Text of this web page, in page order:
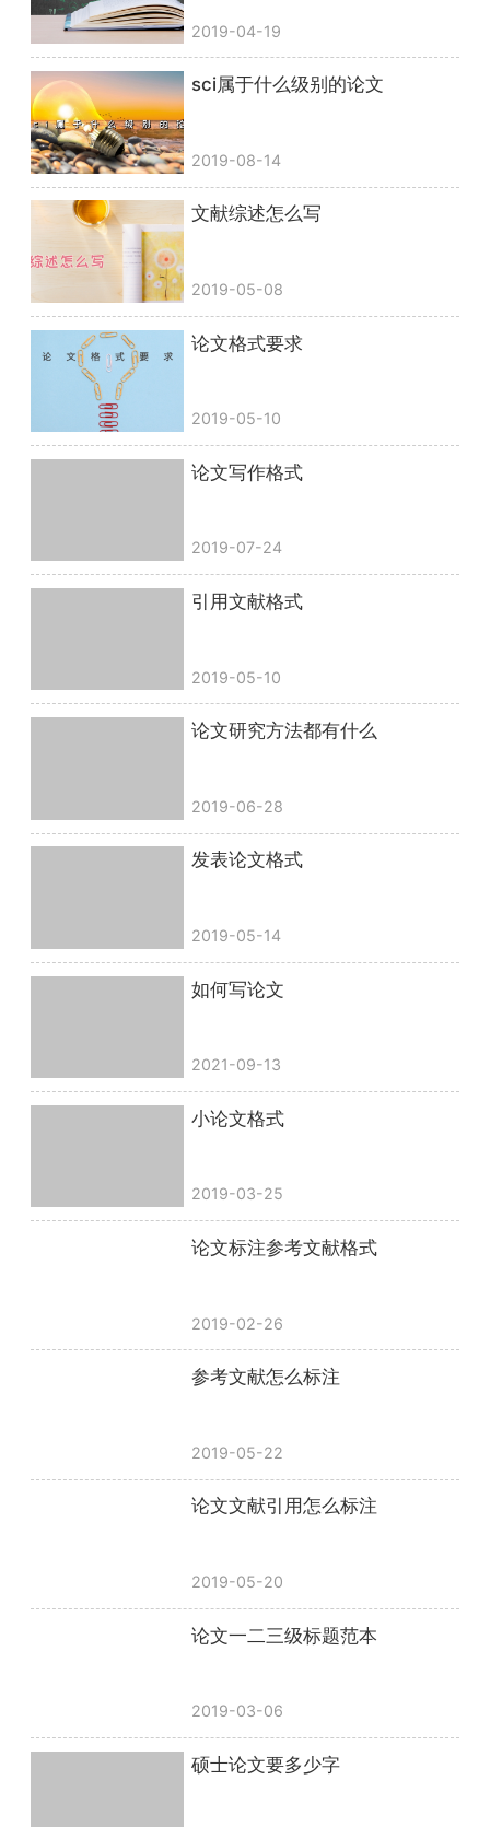
2019-04-19
sci属于什么级别的论文
2019-08-14
文献综述怎么写
2019-05-08
论文格式要求
2019-05-10
论文写作格式
2019-07-24
引用文献格式
2019-05-10
论文研究方法都有什么
2019-06-28
发表论文格式
2019-05-14
如何写论文
2021-09-13
小论文格式
2019-03-25
论文标注参考文献格式
2019-02-26
参考文献怎么标注
2019-05-22
论文文献引用怎么标注
2019-05-20
论文一二三级标题范本
2019-03-06
硕士论文要多少字